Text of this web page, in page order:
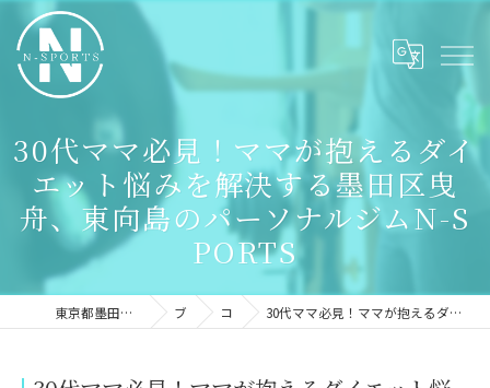
30代ママ必見！ママが抱えるダイ
エット悩みを解決する墨田区曳
舟、東向島のパーソナルジムN-S
PORTS
東京都墨田区のパーソナルジムならN-sports ブログ コラム 30代ママ必見！ママが抱えるダイエット悩みを解決する墨田区曳舟、東向島のパーソナルジムN-SPORTS